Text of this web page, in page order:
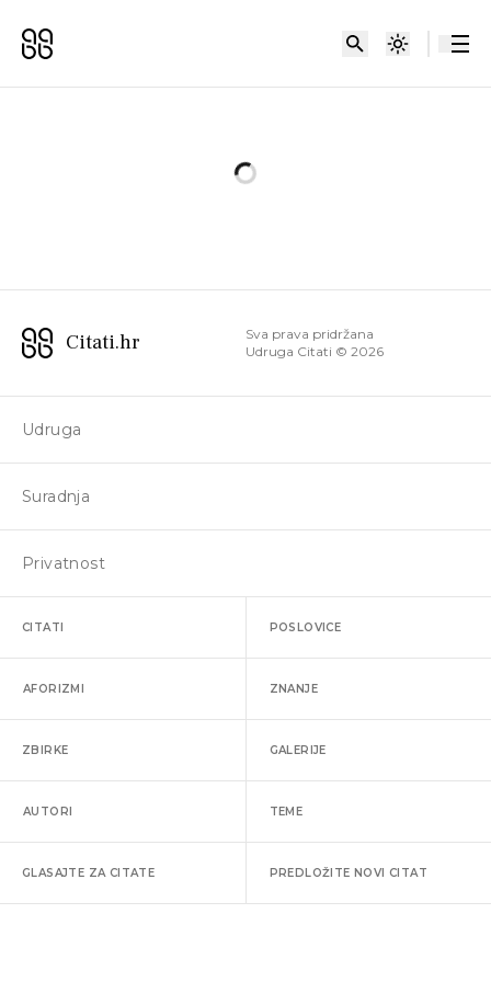
Citati.hr
Sva prava pridržana
Udruga Citati © 2026
Udruga
Suradnja
Privatnost
CITATI POSLOVICE
AFORIZMI ZNANJE
ZBIRKE GALERIJE
AUTORI TEME
GLASAJTE ZA CITATE PREDLOŽITE NOVI CITAT